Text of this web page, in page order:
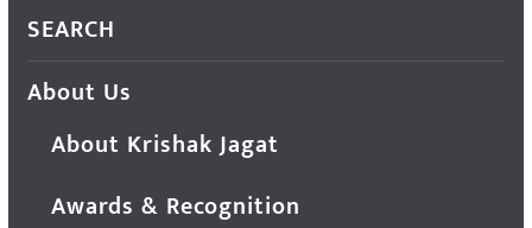
SEARCH
About Us
About Krishak Jagat
Awards & Recognition